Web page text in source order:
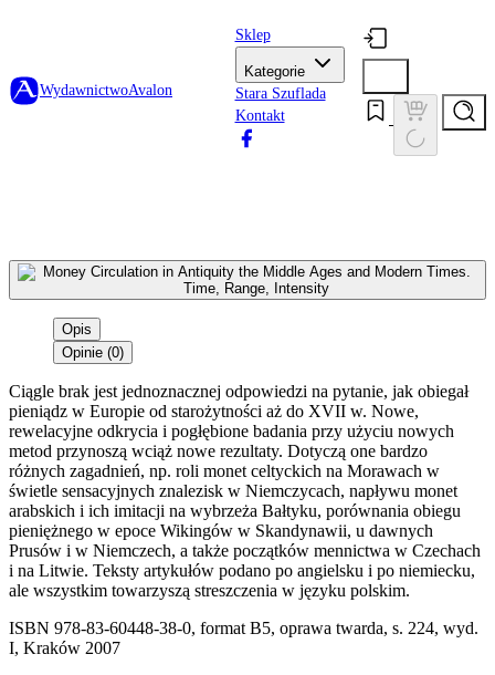
WydawnictwoAvalon
Sklep
Kategorie
Stara Szuflada
Kontakt
Opis
Opinie (0)
Ciągle brak jest jednoznacznej odpowiedzi na pytanie, jak obiegał
pieniądz w Europie od starożytności aż do XVII w. Nowe,
rewelacyjne odkrycia i pogłębione badania przy użyciu nowych
metod przynoszą wciąż nowe rezultaty. Dotyczą one bardzo
różnych zagadnień, np. roli monet celtyckich na Morawach w
świetle sensacyjnych znalezisk w Niemczycach, napływu monet
arabskich i ich imitacji na wybrzeża Bałtyku, porównania obiegu
pieniężnego w epoce Wikingów w Skandynawii, u dawnych
Prusów i w Niemczech, a także początków mennictwa w Czechach
i na Litwie. Teksty artykułów podano po angielsku i po niemiecku,
ale wszystkim towarzyszą streszczenia w języku polskim.
ISBN 978-83-60448-38-0, format B5, oprawa twarda, s. 224, wyd.
I, Kraków 2007